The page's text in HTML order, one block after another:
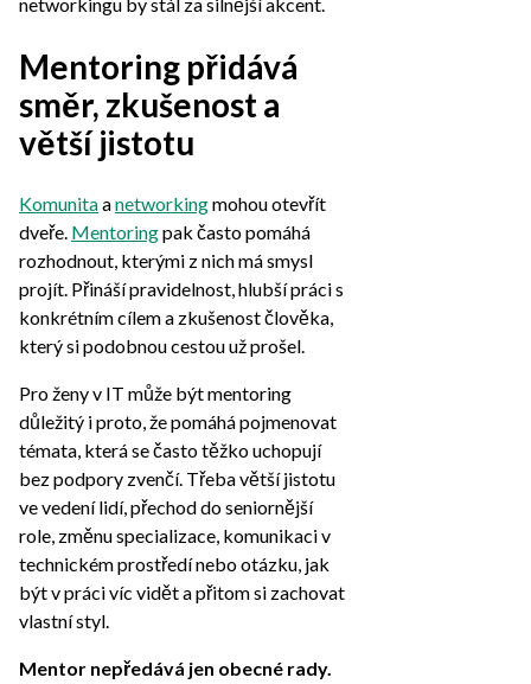
Mentoring přidává
směr, zkušenost a
větší jistotu
Komunitaanetworkingmohou otevřít
dveře. Mentoringpak často pomáhá
rozhodnout, kterými z nich má smysl
projít. Přináší pravidelnost, hlubší práci s
konkrétním cílem a zkušenost člověka,
který si podobnou cestou už prošel.
Pro ženy v IT může být mentoring
důležitý i proto, že pomáhá pojmenovat
témata, která se často těžko uchopují
bez podpory zvenčí. Třeba větší jistotu
ve vedení lidí, přechod do seniornější
role, změnu specializace, komunikaci v
technickém prostředí nebo otázku, jak
být v práci víc vidět a přitom si zachovat
vlastní styl.
Mentor nepředává jen obecné rady.